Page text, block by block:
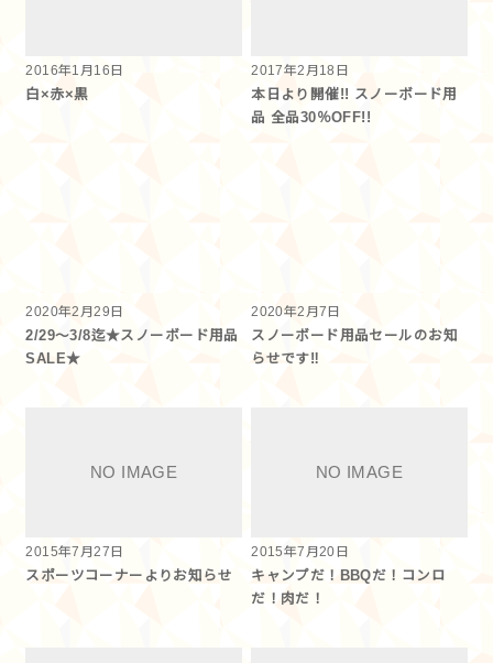
2016年1月16日
白×赤×黒
2017年2月18日
本日より開催!! スノーボード用
品 全品30％OFF!!
2020年2月29日
2/29～3/8迄★スノーボード用品
SALE★
2020年2月7日
スノーボード用品セールのお知
らせです‼
2015年7月27日
スポーツコーナーよりお知らせ
2015年7月20日
キャンプだ！BBQだ！コンロ
だ！肉だ！